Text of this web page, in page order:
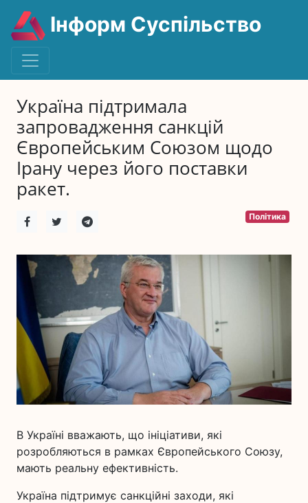
Інформ Суспільство
Україна підтримала
запровадження санкцій
Європейським Союзом щодо
Ірану через його поставки
ракет.
Політика
В Україні вважають, що ініціативи, які
розробляються в рамках Європейського Союзу,
мають реальну ефективність.
Україна підтримує санкційні заходи, які